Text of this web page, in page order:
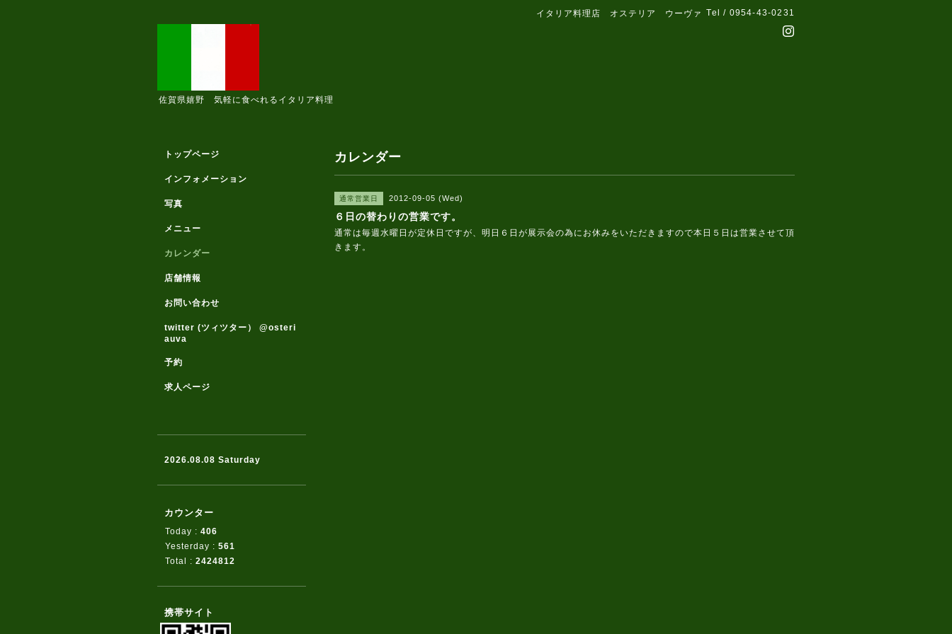
イタリア料理店 オステリア ウーヴァ Tel / 0954-43-0231
佐賀県嬉野 気軽に食べれるイタリア料理
カレンダー
通常営業日 2012-09-05 (Wed)
６日の替わりの営業です。
通常は毎週水曜日が定休日ですが、明日６日が展示会の為にお休みをいただきますので本日５日は営業させて頂
きます。
トップページ
インフォメーション
写真
メニュー
カレンダー
店舗情報
お問い合わせ
twitter (ツィツター） @osteri
auva
予約
求人ページ
2026.08.08 Saturday
カウンター
Today : 406
Yesterday : 561
Total : 2424812
携帯サイト